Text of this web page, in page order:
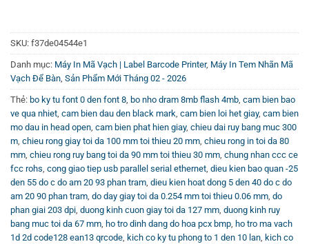
SKU: f37de04544e1
Danh mục: Máy In Mã Vạch | Label Barcode Printer, Máy In Tem Nhãn Mã
Vạch Để Bàn, Sản Phẩm Mới Tháng 02 - 2026
Thẻ: bo ky tu font 0 den font 8, bo nho dram 8mb flash 4mb, cam bien bao
ve qua nhiet, cam bien dau den black mark, cam bien loi het giay, cam bien
mo dau in head open, cam bien phat hien giay, chieu dai ruy bang muc 300
m, chieu rong giay toi da 100 mm toi thieu 20 mm, chieu rong in toi da 80
mm, chieu rong ruy bang toi da 90 mm toi thieu 30 mm, chung nhan ccc ce
fcc rohs, cong giao tiep usb parallel serial ethernet, dieu kien bao quan -25
den 55 do c do am 20 93 phan tram, dieu kien hoat dong 5 den 40 do c do
am 20 90 phan tram, do day giay toi da 0.254 mm toi thieu 0.06 mm, do
phan giai 203 dpi, duong kinh cuon giay toi da 127 mm, duong kinh ruy
bang muc toi da 67 mm, ho tro dinh dang do hoa pcx bmp, ho tro ma vach
1d 2d code128 ean13 qrcode, kich co ky tu phong to 1 den 10 lan, kich co